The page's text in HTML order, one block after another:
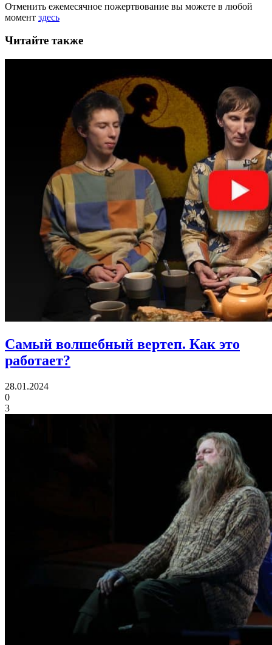
Отменить ежемесячное пожертвование вы можете в любой
момент здесь
Читайте также
Самый волшебный вертеп. Как это
работает?
28.01.2024
0
3